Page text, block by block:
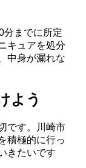
分までに所定
キュアを処分
中身が漏れな
よう
です。川崎市
積極的に行っ
きたいです